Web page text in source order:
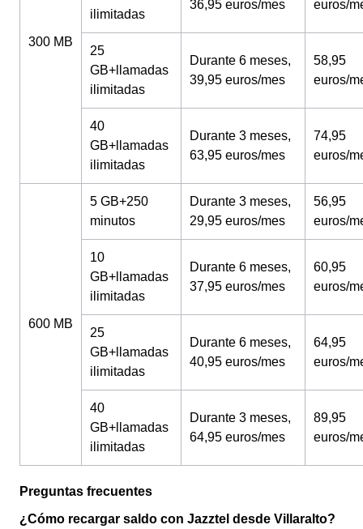
300 MB
ilimitadas
36,95 euros/mes euros/
25
GB+llamadas
ilimitadas
Durante 6 meses,
39,95 euros/mes
58,95
euros/
40
GB+llamadas
ilimitadas
Durante 3 meses,
63,95 euros/mes
74,95
euros/
600 MB
5 GB+250
minutos
Durante 3 meses,
29,95 euros/mes
56,95
euros/
10
GB+llamadas
ilimitadas
Durante 6 meses,
37,95 euros/mes
60,95
euros/
25
GB+llamadas
ilimitadas
Durante 6 meses,
40,95 euros/mes
64,95
euros/
40
GB+llamadas
ilimitadas
Durante 3 meses,
64,95 euros/mes
89,95
euros/
Preguntas frecuentes
¿Cómo recargar saldo con Jazztel desde Villaralto?